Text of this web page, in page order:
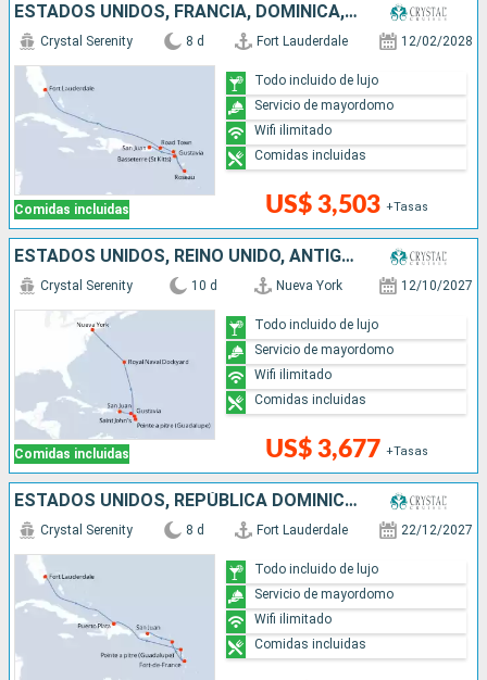
ESTADOS UNIDOS, FRANCIA, DOMINICA, PUERTO RICO
Comidas incluidas
Crystal Serenity 8 d Fort Lauderdale 12/02/2028
US$ 3,503 +Tasas
Todo incluido de lujo
Servicio de mayordomo
Wifi ilimitado
Comidas incluidas
ESTADOS UNIDOS, REINO UNIDO, ANTIGUA Y BARBUDA, FRANCIA, PUERTO RICO
Comidas incluidas
Crystal Serenity 10 d Nueva York 12/10/2027
US$ 3,677 +Tasas
Todo incluido de lujo
Servicio de mayordomo
Wifi ilimitado
Comidas incluidas
ESTADOS UNIDOS, REPÚBLICA DOMINICANA, PUERTO RICO
Crystal Serenity 8 d Fort Lauderdale 22/12/2027
Todo incluido de lujo
Servicio de mayordomo
Wifi ilimitado
Comidas incluidas